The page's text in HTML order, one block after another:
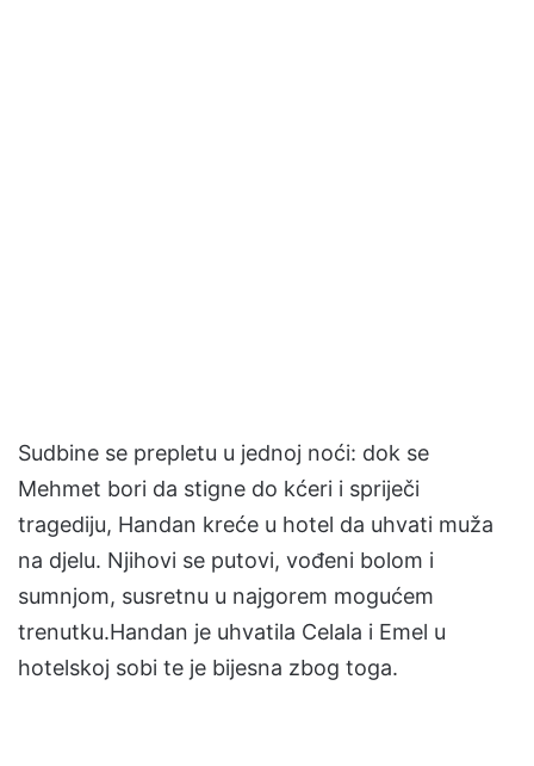
Sudbine se prepletu u jednoj noći: dok se
Mehmet bori da stigne do kćeri i spriječi
tragediju, Handan kreće u hotel da uhvati muža
na djelu. Njihovi se putovi, vođeni bolom i
sumnjom, susretnu u najgorem mogućem
trenutku.Handan je uhvatila Celala i Emel u
hotelskoj sobi te je bijesna zbog toga.